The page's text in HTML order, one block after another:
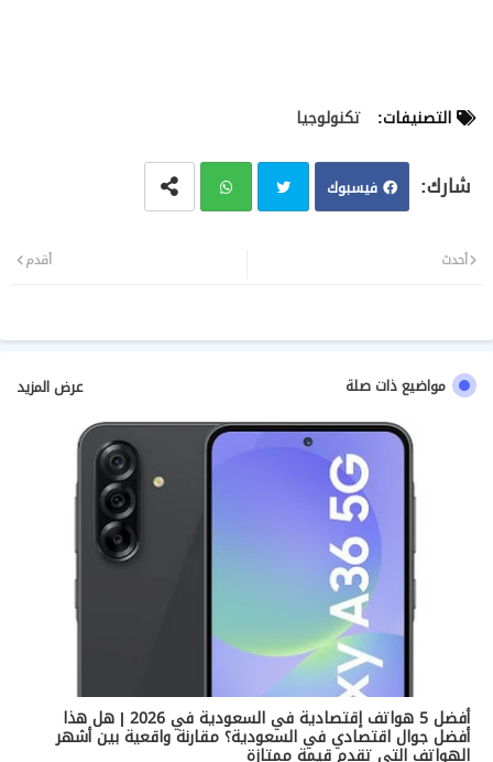
التصنيفات: تكنولوجيا
فيسبوك
ب
أحدث أقدم
مواضيع ذات صلة عرض المزيد
أفضل 5 هواتف إقتصادية في السعودية في 2026 | هل هذا
أفضل جوال اقتصادي في السعودية؟ مقارنة واقعية بين أشهر
الهواتف التي تقدم قيمة ممتازة